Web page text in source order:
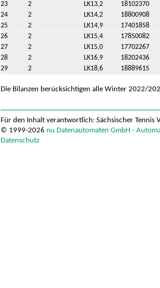
23
2 LK13,2
18102370
24
2 LK14,2
18800908
25
2 LK14,9
17401858
26
2 LK15,4
17850082
27
2 LK15,0
17702267
28
2 LK16,9
18202436
29
2 LK18,6 18889615
Die Bilanzen berücksichtigen alle Winter 2022/
Für den Inhalt verantwortlich: Sächsischer Tennis
© 1999-2026 nu Datenautomaten GmbH -
Datenschutz